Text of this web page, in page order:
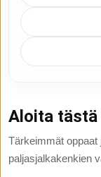
Aloita tästä
Tärkeimmät
paljasjalkakenkien